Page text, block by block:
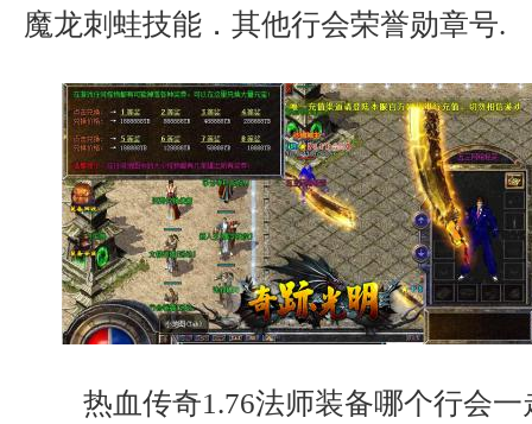
魔龙刺蛙技能．其他行会荣誉勋章号.
热血传奇1.76法师装备哪个行会